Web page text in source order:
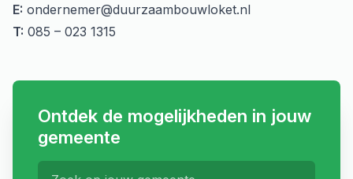
E: ondernemer@duurzaambouwloket.nl
T: 085 – 023 1315
Ontdek de mogelijkheden in jouw
gemeente